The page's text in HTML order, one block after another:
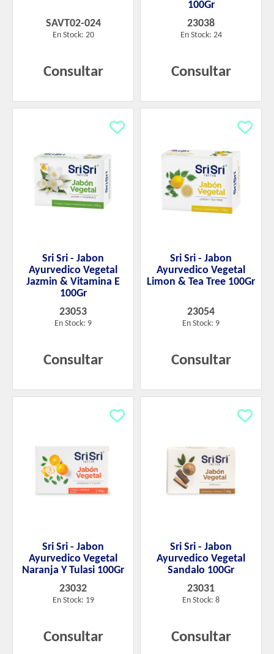
SAVT02-024
En Stock: 20
Consultar
100Gr
23038
En Stock: 24
Consultar
Sri Sri - Jabon
Ayurvedico Vegetal
Jazmin & Vitamina E
100Gr
23053
En Stock: 9
Consultar
Sri Sri - Jabon
Ayurvedico Vegetal
Limon & Tea Tree 100Gr
23054
En Stock: 9
Consultar
Sri Sri - Jabon
Ayurvedico Vegetal
Naranja Y Tulasi 100Gr
23032
En Stock: 19
Consultar
Sri Sri - Jabon
Ayurvedico Vegetal
Sandalo 100Gr
23031
En Stock: 8
Consultar